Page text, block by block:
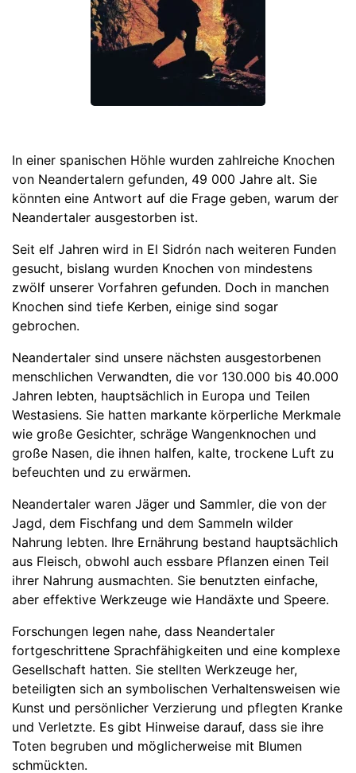
In einer spanischen Höhle wurden zahlreiche Knochen
von Neandertalern gefunden, 49 000 Jahre alt. Sie
könnten eine Antwort auf die Frage geben, warum der
Neandertaler ausgestorben ist.
Seit elf Jahren wird in El Sidrón nach weiteren Funden
gesucht, bislang wurden Knochen von mindestens
zwölf unserer Vorfahren gefunden. Doch in manchen
Knochen sind tiefe Kerben, einige sind sogar
gebrochen.
Neandertaler sind unsere nächsten ausgestorbenen
menschlichen Verwandten, die vor 130.000 bis 40.000
Jahren lebten, hauptsächlich in Europa und Teilen
Westasiens. Sie hatten markante körperliche Merkmale
wie große Gesichter, schräge Wangenknochen und
große Nasen, die ihnen halfen, kalte, trockene Luft zu
befeuchten und zu erwärmen.
Neandertaler waren Jäger und Sammler, die von der
Jagd, dem Fischfang und dem Sammeln wilder
Nahrung lebten. Ihre Ernährung bestand hauptsächlich
aus Fleisch, obwohl auch essbare Pflanzen einen Teil
ihrer Nahrung ausmachten. Sie benutzten einfache,
aber effektive Werkzeuge wie Handäxte und Speere.
Forschungen legen nahe, dass Neandertaler
fortgeschrittene Sprachfähigkeiten und eine komplexe
Gesellschaft hatten. Sie stellten Werkzeuge her,
beteiligten sich an symbolischen Verhaltensweisen wie
Kunst und persönlicher Verzierung und pflegten Kranke
und Verletzte. Es gibt Hinweise darauf, dass sie ihre
Toten begruben und möglicherweise mit Blumen
schmückten.